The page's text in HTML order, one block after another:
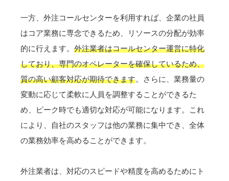
一方、外注コールセンターを利用すれば、企業の社員
はコア業務に専念できるため、リソースの分配が効率
的に行えます。 外注業者はコールセンター運営に特化
しており、専門のオペレーターを確保しているため、
質の高い顧客対応が期待できます。さらに、業務量の
変動に応じて柔軟に人員を調整することができるた
め、ピーク時でも適切な対応が可能になります。これ
により、自社のスタッフは他の業務に集中でき、全体
の業務効率を高めることができます。
外注業者は、対応のスピードや精度を高めるためにト